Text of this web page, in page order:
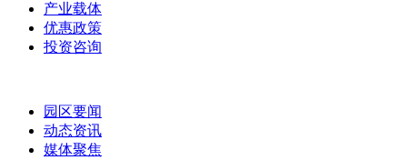
产业载体
优惠政策
投资咨询
园区要闻
动态资讯
媒体聚焦